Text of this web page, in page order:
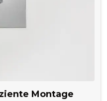
Montage